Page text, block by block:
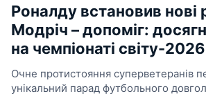
Роналду встановив нові
Модріч – допоміг:
на чемпіонаті світу-2026
Очне протистояння суперветеранів
унікальний парад футбольного